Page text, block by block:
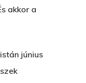
akkor a
június